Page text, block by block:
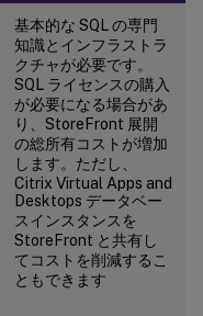
基本的な SQL の専門
知識とインフラストラ
クチャが必要です。
SQL ライセンスの購入
が必要になる場合があ
り、StoreFront 展開
の総所有コストが増加
します。ただし、
Citrix Virtual Apps and
Desktops データベー
スインスタンスを
StoreFront と共有し
てコストを削減するこ
ともできます